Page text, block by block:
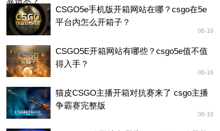
CSGO5e手机版开箱网站在哪？csgo在5e
平台内怎么开箱子？
06-16
CSGO5E开箱网站有哪些？csgo5e值不值
得入手？
06-16
猫皮CSGO主播开箱对抗赛来了 csgo主播
争霸赛完整版
06-16